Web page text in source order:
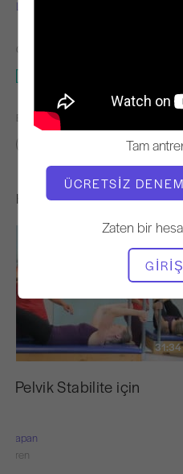
Tam
ÜCRETSIZ
Zaten bir
Lori Coleman-Brown
GEREKLI EKIPMAN
BENZER SINIFLARI BULUN
Tüm Stüdyo
Hoşunuza Gidebilecek
31:34
Pelvik Stabilite için
Capan